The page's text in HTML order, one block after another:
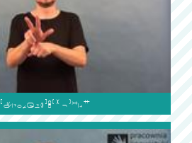
